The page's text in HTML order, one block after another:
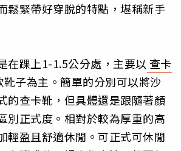
鬆緊帶好穿脫的特點，堪稱新手
在踝上1-1.5公分處，主要以 查卡
靴子為主。簡單的分別可以將沙
的查卡靴，但具體還是跟隨著顏
別正式度。相對於較為厚重的高
輕盈且舒適休閒。可正式可休閒